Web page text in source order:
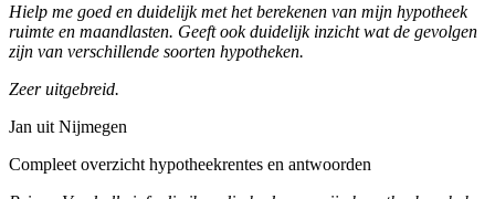
Hielp me goed en duidelijk met het berekenen van mijn hypotheek
ruimte en maandlasten. Geeft ook duidelijk inzicht wat de gevolgen
zijn van verschillende soorten hypotheken.
Zeer uitgebreid.
Jan uit Nijmegen
Compleet overzicht hypotheekrentes en antwoorden